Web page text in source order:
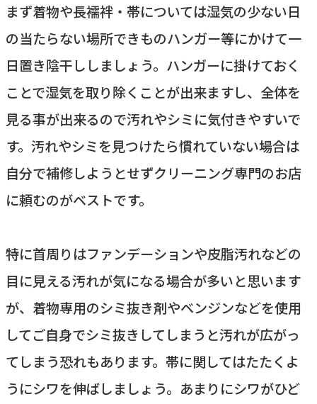
まず着物や長襦袢・帯については湿気の少ない日
の当たらない場所できものハンガー等にかけて一
日置き陰干ししましょう。ハンガーに掛けておく
ことで湿気を取り除くことが出来ますし、全体を
見る事が出来るので汚れやシミに気付きやすいで
す。汚れやシミを見つけたら慣れていない場合は
自分で補修しようとせずクリーニング専門のお店
に頼むのがベストです。
特に首周りはファンデーションや皮脂汚れなどの
目に見える汚れが気になる場合が多いと思います
が、着物専用のシミ抜き剤やベンジンなどを使用
してご自身でシミ抜きしてしまうと汚れが広がっ
てしまう恐れもあります。帯に関してはたたくよ
うにシワを伸ばしましょう。あまりにシワがひど